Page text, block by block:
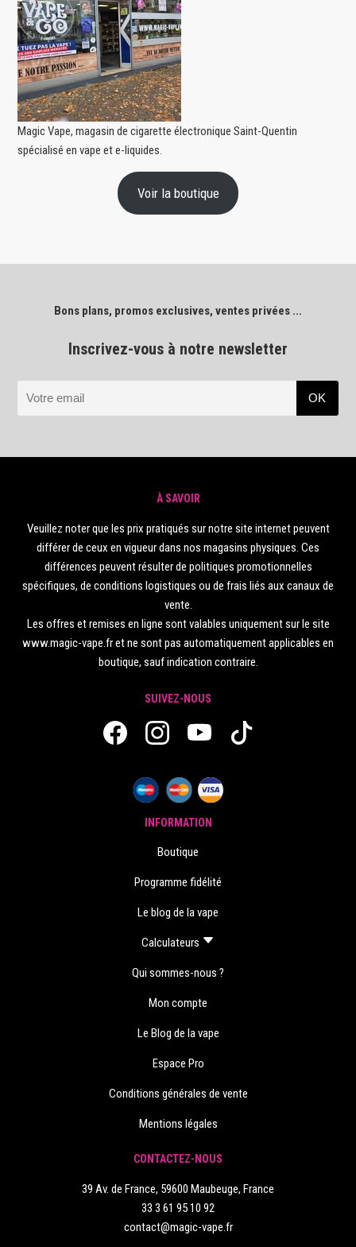
Magic Vape, magasin de cigarette électronique Saint-Quentin
spécialisé en vape et e-liquides.
Voir la boutique
Bons plans, promos exclusives, ventes privées ...
Inscrivez-vous à notre newsletter
À SAVOIR
Veuillez noter que les prix pratiqués sur notre site internet peuvent
différer de ceux en vigueur dans nos magasins physiques. Ces
différences peuvent résulter de politiques promotionnelles
spécifiques, de conditions logistiques ou de frais liés aux canaux de
vente.
Les offres et remises en ligne sont valables uniquement sur le site
www.magic-vape.fr et ne sont pas automatiquement applicables en
boutique, sauf indication contraire.
SUIVEZ-NOUS
INFORMATION
Boutique
Programme fidélité
Le blog de la vape
Calculateurs
Qui sommes-nous ?
Mon compte
Le Blog de la vape
Espace Pro
Conditions générales de vente
Mentions légales
CONTACTEZ-NOUS
39 Av. de France, 59600 Maubeuge, France
33 3 61 95 10 92
contact@magic-vape.fr